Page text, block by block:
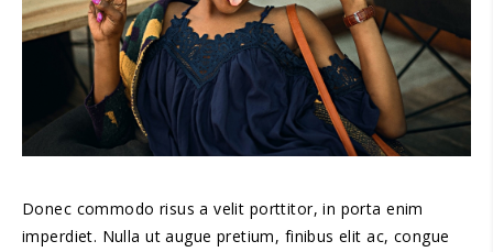
Donec commodo risus a velit porttitor, in porta enim
imperdiet. Nulla ut augue pretium, finibus elit ac, congue